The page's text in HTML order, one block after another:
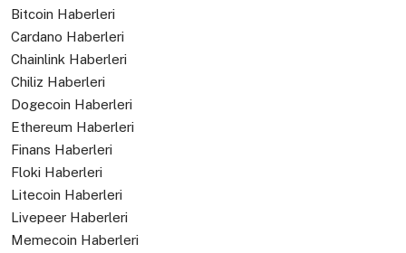
Bitcoin Haberleri
Cardano Haberleri
Chainlink Haberleri
Chiliz Haberleri
Dogecoin Haberleri
Ethereum Haberleri
Finans Haberleri
Floki Haberleri
Litecoin Haberleri
Livepeer Haberleri
Memecoin Haberleri